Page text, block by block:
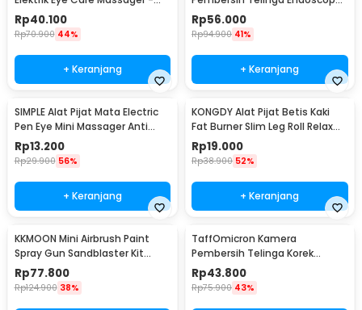
XTK-018
Rp40.100
Rp70.900 44%
+ Keranjang
USB 3 in 1 - i96
Rp56.000
Rp94.900 41%
+ Keranjang
SIMPLE Alat Pijat Mata Electric
Pen Eye Mini Massager Anti
Aging - SM17
Rp13.200
Rp29.900 56%
+ Keranjang
KONGDY Alat Pijat Betis Kaki
Fat Burner Slim Leg Roll Relax
Massager - 301
Rp19.000
Rp38.900 52%
+ Keranjang
KKMOON Mini Airbrush Paint
Spray Gun Sandblaster Kit
Single Action - TD-138
Rp77.800
Rp124.900 38%
TaffOmicron Kamera
Pembersih Telinga Korek
Kuping Endoscope HD USB - EU-
0
Rp43.800
Rp75.900 43%